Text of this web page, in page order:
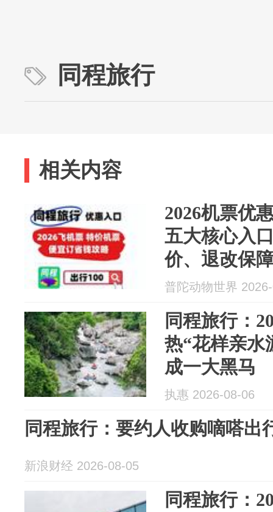
同程旅行
相关内容
2026机票优
五大核心入
价、退改保
普陀动物世界
同程旅行：
热“花样亲水
成一大黑马
执惠 2026-08-06
同程旅行：要约人收购嘀嗒
新浪财经 2026-08-05
同程旅行：